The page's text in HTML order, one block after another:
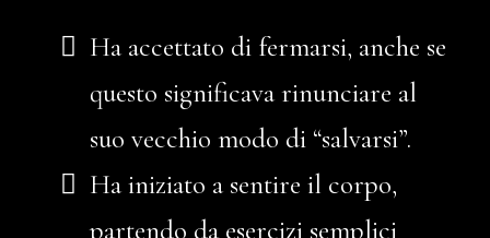
Ha accettato di fermarsi, anche se
questo significava rinunciare al
suo vecchio modo di “salvarsi”.
Ha iniziato a sentire il corpo,
partendo da esercizi semplici